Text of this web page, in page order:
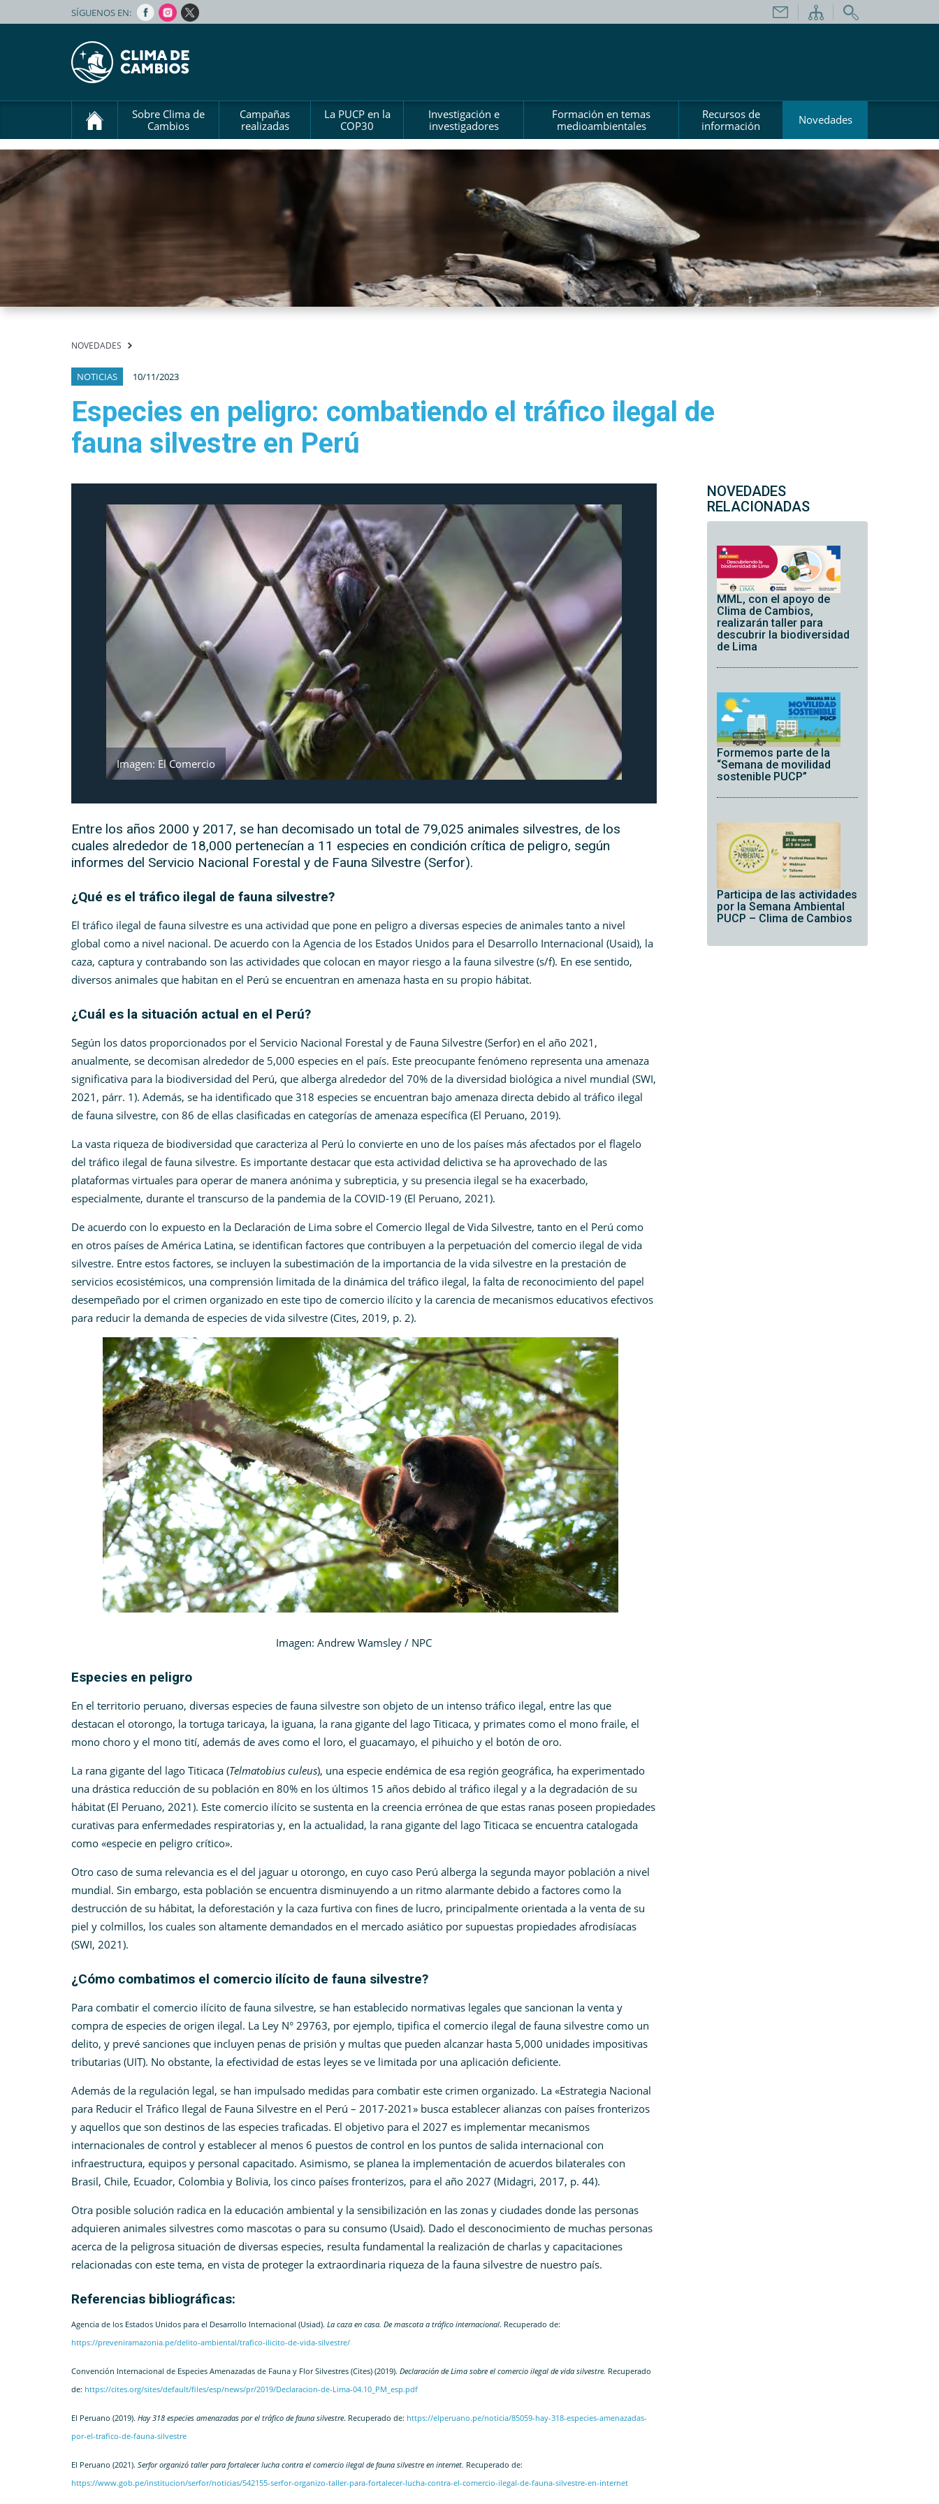
SÍGUENOS EN:
Sobre Clima de
Cambios
Campañas
realizadas
La PUCP en la
COP30
Investigación e
investigadores
Formación en temas
medioambientales
Recursos de
información
Novedades
NOVEDADES
NOTICIAS 10/11/2023
Especies en peligro: combatiendo el tráfico ilegal de
fauna silvestre en Perú
Imagen: El Comercio
Entre los años 2000 y 2017, se han decomisado un total de 79,025 animales silvestres, de los
cuales alrededor de 18,000 pertenecían a 11 especies en condición crítica de peligro, según
informes del Servicio Nacional Forestal y de Fauna Silvestre (Serfor).
¿Qué es el tráfico ilegal de fauna silvestre?
El tráfico ilegal de fauna silvestre es una actividad que pone en peligro a diversas especies de animales tanto a nivel
global como a nivel nacional. De acuerdo con la Agencia de los Estados Unidos para el Desarrollo Internacional (Usaid), la
caza, captura y contrabando son las actividades que colocan en mayor riesgo a la fauna silvestre (s/f). En ese sentido,
diversos animales que habitan en el Perú se encuentran en amenaza hasta en su propio hábitat.
¿Cuál es la situación actual en el Perú?
Según los datos proporcionados por el Servicio Nacional Forestal y de Fauna Silvestre (Serfor) en el año 2021,
anualmente, se decomisan alrededor de 5,000 especies en el país. Este preocupante fenómeno representa una amenaza
significativa para la biodiversidad del Perú, que alberga alrededor del 70% de la diversidad biológica a nivel mundial (SWI,
2021, párr. 1). Además, se ha identificado que 318 especies se encuentran bajo amenaza directa debido al tráfico ilegal
de fauna silvestre, con 86 de ellas clasificadas en categorías de amenaza específica (El Peruano, 2019).
La vasta riqueza de biodiversidad que caracteriza al Perú lo convierte en uno de los países más afectados por el flagelo
del tráfico ilegal de fauna silvestre. Es importante destacar que esta actividad delictiva se ha aprovechado de las
plataformas virtuales para operar de manera anónima y subrepticia, y su presencia ilegal se ha exacerbado,
especialmente, durante el transcurso de la pandemia de la COVID-19 (El Peruano, 2021).
De acuerdo con lo expuesto en la Declaración de Lima sobre el Comercio Ilegal de Vida Silvestre, tanto en el Perú como
en otros países de América Latina, se identifican factores que contribuyen a la perpetuación del comercio ilegal de vida
silvestre. Entre estos factores, se incluyen la subestimación de la importancia de la vida silvestre en la prestación de
servicios ecosistémicos, una comprensión limitada de la dinámica del tráfico ilegal, la falta de reconocimiento del papel
desempeñado por el crimen organizado en este tipo de comercio ilícito y la carencia de mecanismos educativos efectivos
para reducir la demanda de especies de vida silvestre (Cites, 2019, p. 2).
Imagen: Andrew Wamsley / NPC
Especies en peligro
En el territorio peruano, diversas especies de fauna silvestre son objeto de un intenso tráfico ilegal, entre las que
destacan el otorongo, la tortuga taricaya, la iguana, la rana gigante del lago Titicaca, y primates como el mono fraile, el
mono choro y el mono tití, además de aves como el loro, el guacamayo, el pihuicho y el botón de oro.
La rana gigante del lago Titicaca (Telmatobius culeus), una especie endémica de esa región geográfica, ha experimentado
una drástica reducción de su población en 80% en los últimos 15 años debido al tráfico ilegal y a la degradación de su
hábitat (El Peruano, 2021). Este comercio ilícito se sustenta en la creencia errónea de que estas ranas poseen propiedades
curativas para enfermedades respiratorias y, en la actualidad, la rana gigante del lago Titicaca se encuentra catalogada
como «especie en peligro crítico».
Otro caso de suma relevancia es el del jaguar u otorongo, en cuyo caso Perú alberga la segunda mayor población a nivel
mundial. Sin embargo, esta población se encuentra disminuyendo a un ritmo alarmante debido a factores como la
destrucción de su hábitat, la deforestación y la caza furtiva con fines de lucro, principalmente orientada a la venta de su
piel y colmillos, los cuales son altamente demandados en el mercado asiático por supuestas propiedades afrodisíacas
(SWI, 2021).
¿Cómo combatimos el comercio ilícito de fauna silvestre?
Para combatir el comercio ilícito de fauna silvestre, se han establecido normativas legales que sancionan la venta y
compra de especies de origen ilegal. La Ley N° 29763, por ejemplo, tipifica el comercio ilegal de fauna silvestre como un
delito, y prevé sanciones que incluyen penas de prisión y multas que pueden alcanzar hasta 5,000 unidades impositivas
tributarias (UIT). No obstante, la efectividad de estas leyes se ve limitada por una aplicación deficiente.
Además de la regulación legal, se han impulsado medidas para combatir este crimen organizado. La «Estrategia Nacional
para Reducir el Tráfico Ilegal de Fauna Silvestre en el Perú – 2017-2021» busca establecer alianzas con países fronterizos
y aquellos que son destinos de las especies traficadas. El objetivo para el 2027 es implementar mecanismos
internacionales de control y establecer al menos 6 puestos de control en los puntos de salida internacional con
infraestructura, equipos y personal capacitado. Asimismo, se planea la implementación de acuerdos bilaterales con
Brasil, Chile, Ecuador, Colombia y Bolivia, los cinco países fronterizos, para el año 2027 (Midagri, 2017, p. 44).
Otra posible solución radica en la educación ambiental y la sensibilización en las zonas y ciudades donde las personas
adquieren animales silvestres como mascotas o para su consumo (Usaid). Dado el desconocimiento de muchas personas
acerca de la peligrosa situación de diversas especies, resulta fundamental la realización de charlas y capacitaciones
relacionadas con este tema, en vista de proteger la extraordinaria riqueza de la fauna silvestre de nuestro país.
Referencias bibliográficas:
Agencia de los Estados Unidos para el Desarrollo Internacional (Usiad). La caza en casa. De mascota a tráfico internacional. Recuperado de:
https://preveniramazonia.pe/delito-ambiental/trafico-ilicito-de-vida-silvestre/
Convención Internacional de Especies Amenazadas de Fauna y Flor Silvestres (Cites) (2019). Declaración de Lima sobre el comercio ilegal de vida silvestre. Recuperado
de: https://cites.org/sites/default/files/esp/news/pr/2019/Declaracion-de-Lima-04.10_PM_esp.pdf
El Peruano (2019). Hay 318 especies amenazadas por el tráfico de fauna silvestre. Recuperado de: https://elperuano.pe/noticia/85059-hay-318-especies-amenazadas-
por-el-trafico-de-fauna-silvestre
El Peruano (2021). Serfor organizó taller para fortalecer lucha contra el comercio ilegal de fauna silvestre en internet. Recuperado de:
https://www.gob.pe/institucion/serfor/noticias/542155-serfor-organizo-taller-para-fortalecer-lucha-contra-el-comercio-ilegal-de-fauna-silvestre-en-internet
NOVEDADES
RELACIONADAS
MML, con el apoyo de
Clima de Cambios,
realizarán taller para
descubrir la biodiversidad
de Lima
Formemos parte de la
“Semana de movilidad
sostenible PUCP”
Participa de las actividades
por la Semana Ambiental
PUCP – Clima de Cambios